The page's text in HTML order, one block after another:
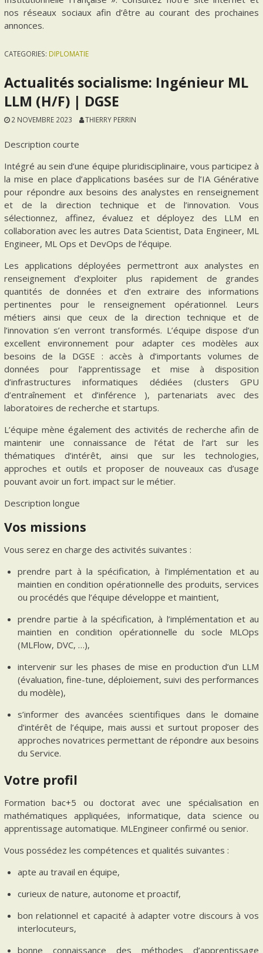
nos réseaux sociaux afin d’être au courant des prochaines
annonces.
CATEGORIES: DIPLOMATIE
Actualités socialisme: Ingénieur ML
LLM (H/F) | DGSE
2 NOVEMBRE 2023 THIERRY PERRIN
Description courte
Intégré au sein d’une équipe pluridisciplinaire, vous participez à
la mise en place d’applications basées sur de l’IA Générative
pour répondre aux besoins des analystes en renseignement
et de la direction technique et de l’innovation. Vous
sélectionnez, affinez, évaluez et déployez des LLM en
collaboration avec les autres Data Scientist, Data Engineer, ML
Engineer, ML Ops et DevOps de l’équipe.
Les applications déployées permettront aux analystes en
renseignement d’exploiter plus rapidement de grandes
quantités de données et d’en extraire des informations
pertinentes pour le renseignement opérationnel. Leurs
métiers ainsi que ceux de la direction technique et de
l’innovation s’en verront transformés. L’équipe dispose d’un
excellent environnement pour adapter ces modèles aux
besoins de la DGSE : accès à d’importants volumes de
données pour l’apprentissage et mise à disposition
d’infrastructures informatiques dédiées (clusters GPU
d’entraînement et d’inférence ), partenariats avec des
laboratoires de recherche et startups.
L’équipe mène également des activités de recherche afin de
maintenir une connaissance de l’état de l’art sur les
thématiques d’intérêt, ainsi que sur les technologies,
approches et outils et proposer de nouveaux cas d’usage
pouvant avoir un fort. impact sur le métier.
Description longue
Vos missions
Vous serez en charge des activités suivantes :
prendre part à la spécification, à l’implémentation et au
maintien en condition opérationnelle des produits, services
ou procédés que l’équipe développe et maintient,
prendre partie à la spécification, à l’implémentation et au
maintien en condition opérationnelle du socle MLOps
(MLFlow, DVC, …),
intervenir sur les phases de mise en production d’un LLM
(évaluation, fine-tune, déploiement, suivi des performances
du modèle),
s’informer des avancées scientifiques dans le domaine
d’intérêt de l’équipe, mais aussi et surtout proposer des
approches novatrices permettant de répondre aux besoins
du Service.
Votre profil
Formation bac+5 ou doctorat avec une spécialisation en
mathématiques appliquées, informatique, data science ou
apprentissage automatique. MLEngineer confirmé ou senior.
Vous possédez les compétences et qualités suivantes :
apte au travail en équipe,
curieux de nature, autonome et proactif,
bon relationnel et capacité à adapter votre discours à vos
interlocuteurs,
bonne connaissance des méthodes d’apprentissage